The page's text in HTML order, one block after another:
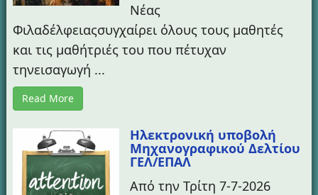
Νέας
Φιλαδέλφειαςσυγχαίρει όλους τους μαθητές
και τις μαθήτριές του που πέτυχαν
τηνεισαγωγή ...
Read More
Ηλεκτρονική υποβολή
Μηχανογραφικού Δελτίου
ΓΕΛ/ΕΠΑΛ
Από την Τρίτη 7-7-2026